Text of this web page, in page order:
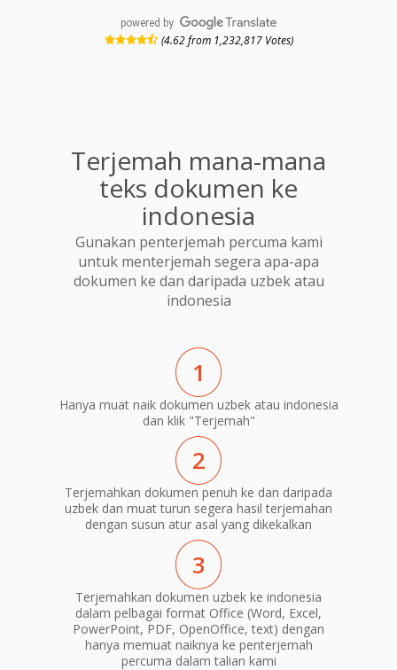
powered by
(4.62 from 1,232,817 Votes)
Terjemah mana-mana
teks dokumen ke
indonesia
Gunakan penterjemah percuma kami
untuk menterjemah segera apa-apa
dokumen ke dan daripada uzbek atau
indonesia
1
Hanya muat naik dokumen uzbek atau indonesia
dan klik "Terjemah"
2
Terjemahkan dokumen penuh ke dan daripada
uzbek dan muat turun segera hasil terjemahan
dengan susun atur asal yang dikekalkan
3
Terjemahkan dokumen uzbek ke indonesia
dalam pelbagai format Office (Word, Excel,
PowerPoint, PDF, OpenOffice, text) dengan
hanya memuat naiknya ke penterjemah
percuma dalam talian kami